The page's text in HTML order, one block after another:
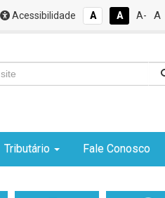
Acessibilidade A A A- A
Tributário Fale Conosco